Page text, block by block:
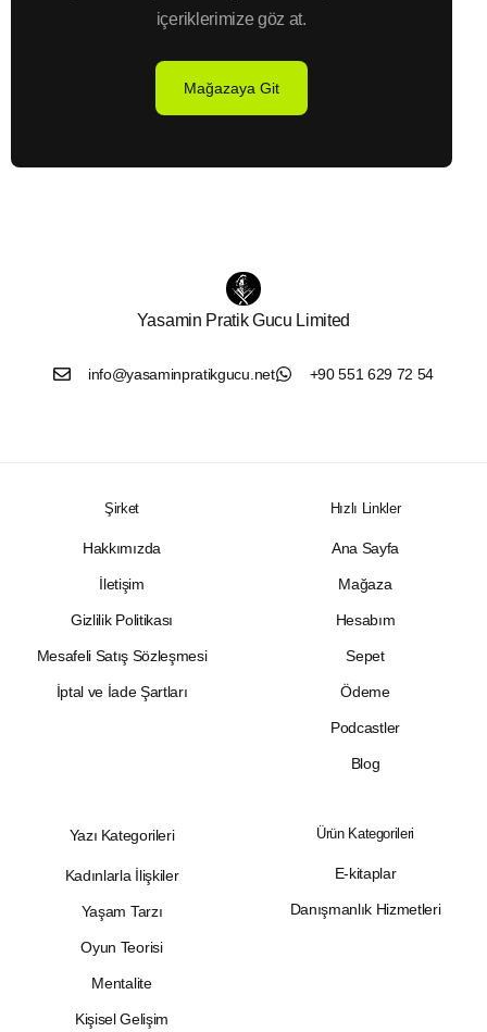
içeriklerimize göz at.
Mağazaya Git
Yasamin Pratik Gucu Limited
info@yasaminpratikgucu.net +90 551 629 72 54
Şirket
Hakkımızda
İletişim
Gizlilik Politikası
Mesafeli Satış Sözleşmesi
İptal ve İade Şartları
Hızlı Linkler
Ana Sayfa
Mağaza
Hesabım
Sepet
Ödeme
Podcastler
Blog
Yazı Kategorileri
Kadınlarla İlişkiler
Yaşam Tarzı
Oyun Teorisi
Mentalite
Kişisel Gelişim
Ürün Kategorileri
E-kitaplar
Danışmanlık Hizmetleri